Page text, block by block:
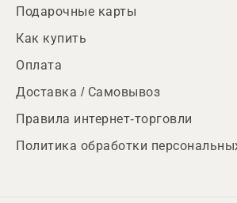
Подарочные карты
Как купить
Оплата
Доставка / Самовывоз
Правила интернет-торговли
Политика обработки